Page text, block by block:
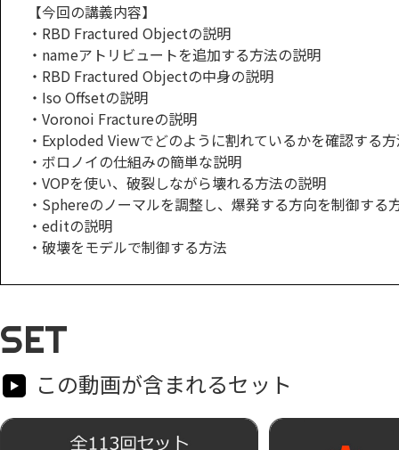
【今回の講義内容】
・RBD Fractured Objectの説明
・nameアトリビュートを追加する方法の説明
・RBD Fractured Objectの中身の説明
・Iso Offsetの説明
・Voronoi Fractureの説明
・Exploded Viewでどのように割れているかを確認する
・ボロノイの仕組みの簡単な説明
・VOPを使い、破裂しながら壊れる方法の説明
・Sphereのノーマルを調整し、爆発する方向を制御する
・editの説明
・破壊をモデルで制御する方法
SET
この動画が含まれるセット